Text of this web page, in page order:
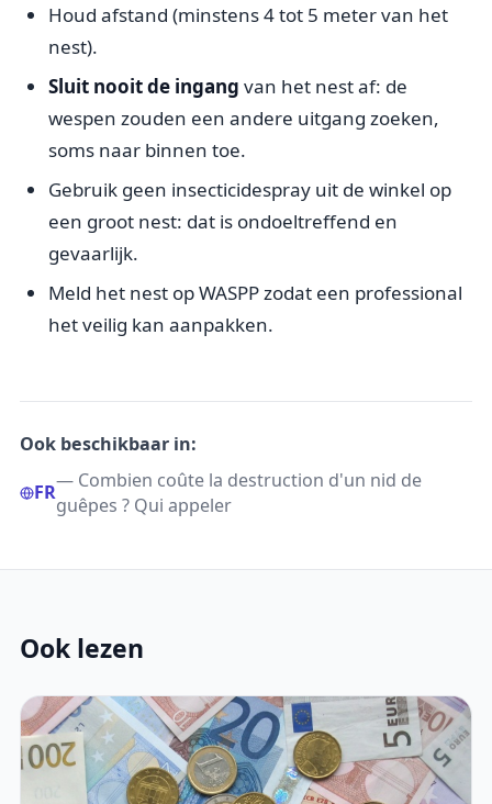
Houd afstand (minstens 4 tot 5 meter van het
nest).
Sluit nooit de ingang van het nest af: de
wespen zouden een andere uitgang zoeken,
soms naar binnen toe.
Gebruik geen insecticidespray uit de winkel op
een groot nest: dat is ondoeltreffend en
gevaarlijk.
Meld het nest op WASPP zodat een professional
het veilig kan aanpakken.
Ook beschikbaar in:
FR
— Combien coûte la destruction d'un nid de
guêpes ? Qui appeler
Ook lezen